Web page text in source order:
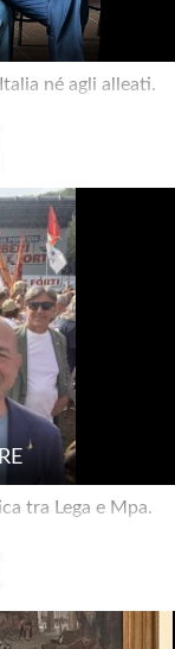
né agli alleati.
tra Lega e Mpa.